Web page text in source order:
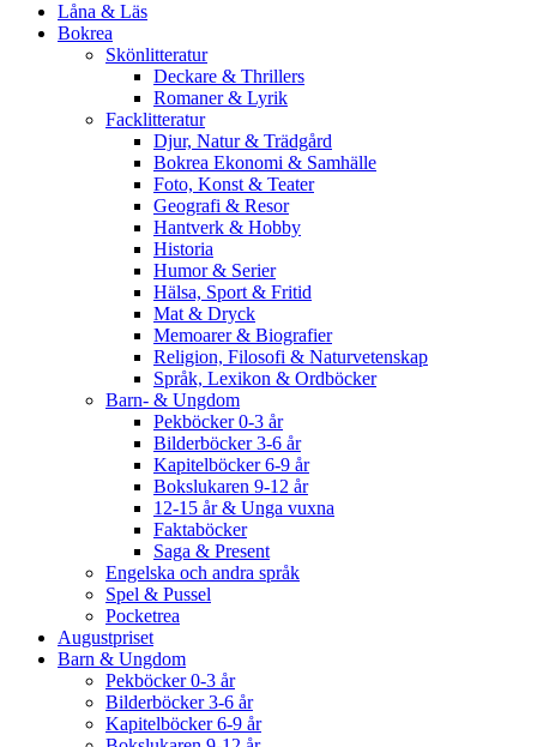
Låna & Läs
Bokrea
Skönlitteratur
Deckare & Thrillers
Romaner & Lyrik
Facklitteratur
Djur, Natur & Trädgård
Bokrea Ekonomi & Samhälle
Foto, Konst & Teater
Geografi & Resor
Hantverk & Hobby
Historia
Humor & Serier
Hälsa, Sport & Fritid
Mat & Dryck
Memoarer & Biografier
Religion, Filosofi & Naturvetenskap
Språk, Lexikon & Ordböcker
Barn- & Ungdom
Pekböcker 0-3 år
Bilderböcker 3-6 år
Kapitelböcker 6-9 år
Bokslukaren 9-12 år
12-15 år & Unga vuxna
Faktaböcker
Saga & Present
Engelska och andra språk
Spel & Pussel
Pocketrea
Augustpriset
Barn & Ungdom
Pekböcker 0-3 år
Bilderböcker 3-6 år
Kapitelböcker 6-9 år